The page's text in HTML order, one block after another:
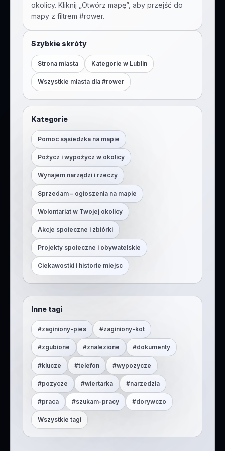
okolicy. Kliknij „Otwórz mapę”, aby przejść do
mapy z filtrem #rower.
Szybkie skróty
Strona miasta Kategorie w Lublin
Wszystkie miasta dla #rower
Kategorie
Pomoc sąsiedzka na mapie
Pożycz i wypożycz w okolicy
Wynajem narzędzi i rzeczy
Sprzedam – ogłoszenia na mapie
Wolontariat w Twojej okolicy
Akcje społeczne i zbiórki
Projekty społeczne i obywatelskie
Ciekawostki i historie miejsc
Inne tagi
#zaginiony-pies #zaginiony-kot
#zgubione #znalezione #dokumenty
#klucze #telefon #wypozycze
#pozycze #wiertarka #narzedzia
#praca #szukam-pracy #dorywczo
Wszystkie tagi